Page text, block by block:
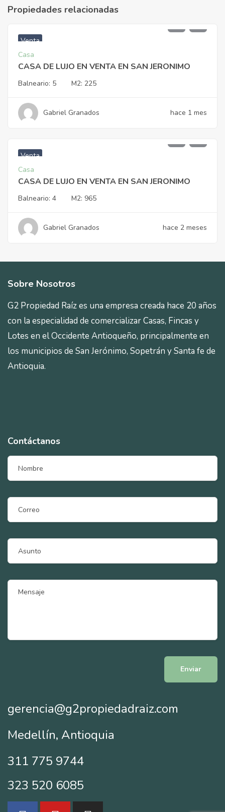
Propiedades relacionadas
Venta
Casa
CASA DE LUJO EN VENTA EN SAN JERONIMO
Balneario: 5 M2: 225
Gabriel Granados hace 1 mes
Venta
Casa
CASA DE LUJO EN VENTA EN SAN JERONIMO
Balneario: 4 M2: 965
Gabriel Granados hace 2 meses
Sobre Nosotros
G2 Propiedad Raíz es una empresa creada hace 20 años
con la especialidad de comercializar Casas, Fincas y
Lotes en el Occidente Antioqueño, principalmente en
los municipios de San Jerónimo, Sopetrán y Santa fe de
Antioquia.
Contáctanos
gerencia@g2propiedadraiz.com
Medellín, Antioquia
311 775 9744
323 520 6085